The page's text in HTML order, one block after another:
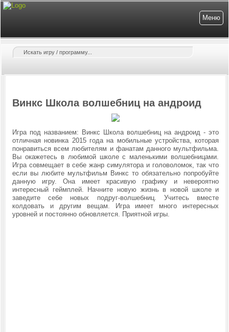
Меню
Винкс Школа волшебниц на андроид
Игра под названием: Винкс Школа волшебниц на андроид - это
отличная новинка 2015 года на мобильные устройства, которая
понравиться всем любителям и фанатам данного мультфильма.
Вы окажетесь в любимой школе с маленькими волшебницами.
Игра совмещает в себе жанр симулятора и головоломок, так что
если вы любите мультфильм Винкс то обязательно попробуйте
данную игру. Она имеет красивую графику и невероятно
интересный геймплей. Начните новую жизнь в новой школе и
заведите себе новых подруг-волшебниц. Учитесь вместе
колдовать и другим вещам. Игра имеет много интересных
уровней и постоянно обновляется. Приятной игры.